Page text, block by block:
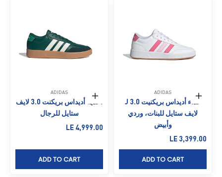
حدِّد الخيارات
ADIDAS
حذاء أديداس بريكنيت 3.0 J
لايف ستايل للبنات، وردي
وأبيض
السعر بعد الخصم
LE 3,399.00
ADD TO CART
حدِّد الخيارات
ADIDAS
أحذية أديداس بريكنت 3.0 لايف
ستايل للرجال
السعر بعد الخصم
LE 4,999.00
ADD TO CART